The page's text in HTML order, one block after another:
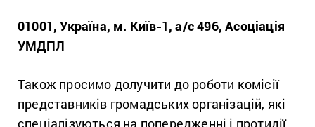
01001, Україна, м. Київ-1, а/с 496, Асоціація
УМДПЛ
Також просимо долучити до роботи комісії
представників громадських організацій, які
спеціалізуються на попередженні і протидії